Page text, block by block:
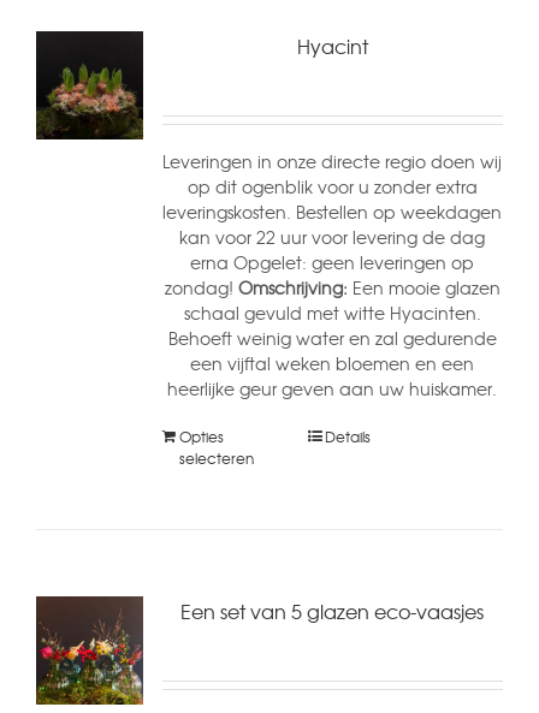
Hyacint
Leveringen in onze directe regio doen wij
op dit ogenblik voor u zonder extra
leveringskosten. Bestellen op weekdagen
kan voor 22 uur voor levering de dag
erna Opgelet: geen leveringen op
zondag! Omschrijving: Een mooie glazen
schaal gevuld met witte Hyacinten.
Behoeft weinig water en zal gedurende
een vijftal weken bloemen en een
heerlijke geur geven aan uw huiskamer.
Opties
selecteren
Details
Een set van 5 glazen eco-vaasjes